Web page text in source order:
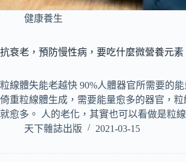
健康養生
抗衰老，預防慢性病，要吃什麼微營養元素
粒線體失能老越快 90%人體器官所需要的
倚重粒線體生成，需要能量愈多的器官，粒
就愈多。 人的老化，其實也可以看做是粒
天下雜誌出版
2021-03-15